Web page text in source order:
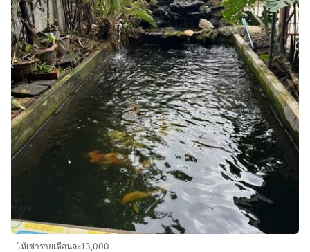
ไห้เช่ารายเดือนละ13,000